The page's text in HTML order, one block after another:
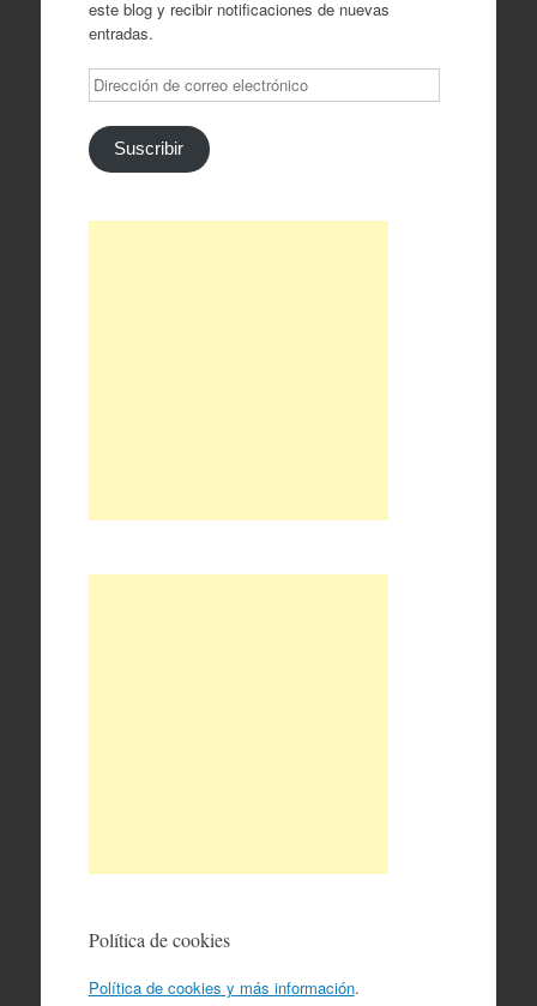
este blog y recibir notificaciones de nuevas
entradas.
Dirección
de
correo
electrónico
Suscribir
Política de cookies
Política de cookies y más información.